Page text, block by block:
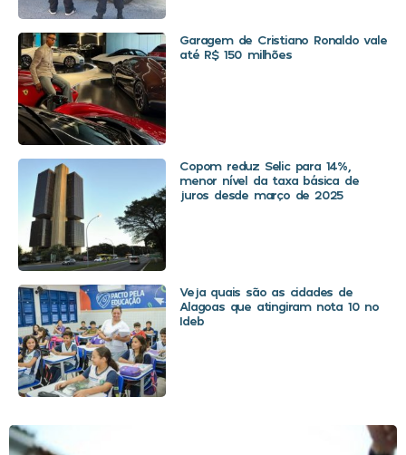
Garagem de Cristiano Ronaldo vale
até R$ 150 milhões
Copom reduz Selic para 14%,
menor nível da taxa básica de
juros desde março de 2025
Veja quais são as cidades de
Alagoas que atingiram nota 10 no
Ideb